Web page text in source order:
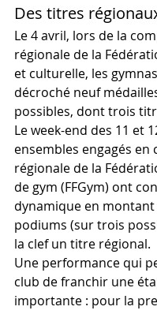
Des titres
Le 4 avril, lors de la
régionale de la
et culturelle, les
décroché neuf
possibles, dont trois
Le week-end des 11 et
ensembles engagés
régionale de la
de gym (FFGym) ont
dynamique en
podiums (sur trois
la clef un titre régional.
Une performance qui
club de franchir une
importante : pour la